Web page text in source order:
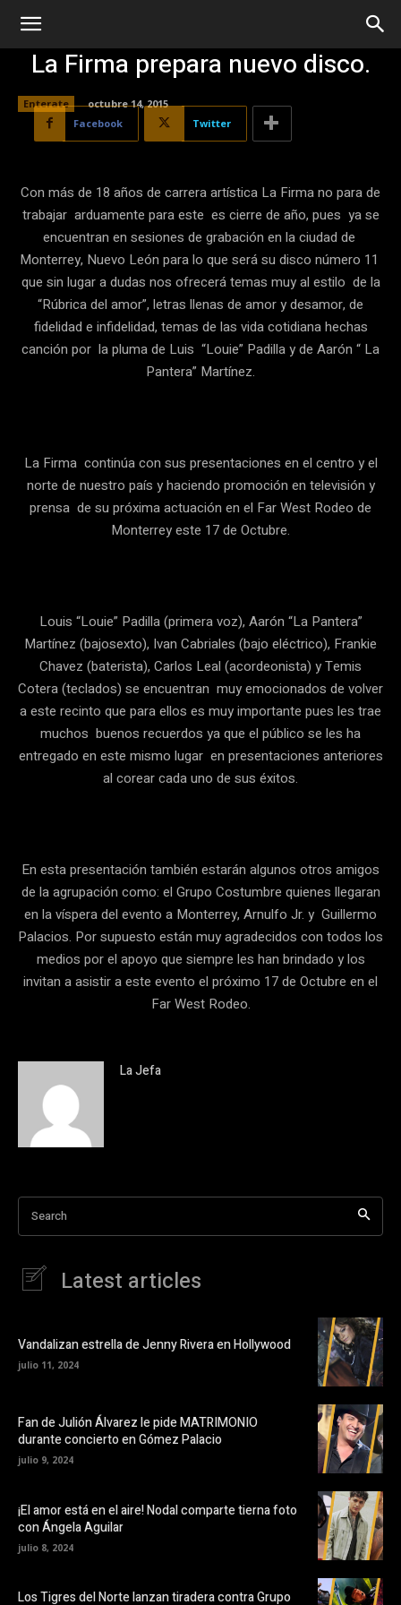
La Firma prepara nuevo disco.
Enterate
octubre 14, 2015
Facebook
Twitter
Con más de 18 años de carrera artística La Firma no para de
trabajar arduamente para este es cierre de año, pues ya se
encuentran en sesiones de grabación en la ciudad de
Monterrey, Nuevo León para lo que será su disco número 11
que sin lugar a dudas nos ofrecerá temas muy al estilo de la
“Rúbrica del amor”, letras llenas de amor y desamor, de
fidelidad e infidelidad, temas de las vida cotidiana hechas
canción por la pluma de Luis “Louie” Padilla y de Aarón “ La
Pantera” Martínez.
La Firma continúa con sus presentaciones en el centro y el
norte de nuestro país y haciendo promoción en televisión y
prensa de su próxima actuación en el Far West Rodeo de
Monterrey este 17 de Octubre.
Louis “Louie” Padilla (primera voz), Aarón “La Pantera”
Martínez (bajosexto), Ivan Cabriales (bajo eléctrico), Frankie
Chavez (baterista), Carlos Leal (acordeonista) y Temis
Cotera (teclados) se encuentran muy emocionados de volver
a este recinto que para ellos es muy importante pues les trae
muchos buenos recuerdos ya que el público se les ha
entregado en este mismo lugar en presentaciones anteriores
al corear cada uno de sus éxitos.
En esta presentación también estarán algunos otros amigos
de la agrupación como: el Grupo Costumbre quienes llegaran
en la víspera del evento a Monterrey, Arnulfo Jr. y Guillermo
Palacios. Por supuesto están muy agradecidos con todos los
medios por el apoyo que siempre les han brindado y los
invitan a asistir a este evento el próximo 17 de Octubre en el
Far West Rodeo.
La Jefa
Search
Latest articles
Vandalizan estrella de Jenny Rivera en Hollywood
julio 11, 2024
Fan de Julión Álvarez le pide MATRIMONIO
durante concierto en Gómez Palacio
julio 9, 2024
¡El amor está en el aire! Nodal comparte tierna foto
con Ángela Aguilar
julio 8, 2024
Los Tigres del Norte lanzan tiradera contra Grupo